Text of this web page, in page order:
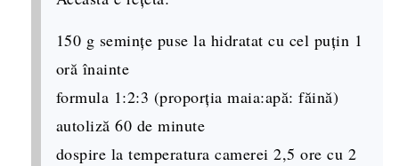
150 g semințe puse la hidratat cu cel puțin 1
oră înainte
formula 1:2:3 (proporția maia:apă: făină)
autoliză 60 de minute
dospire la temperatura camerei 2,5 ore cu 2